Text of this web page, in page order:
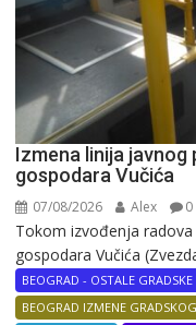
Izmena linija
gospodara Vučića
07/08/2026 Alex 0
Tokom izvođenja
gospodara Vučića
BEOGRAD - OSTALE GRADSKE
BEOGRAD IZMENE